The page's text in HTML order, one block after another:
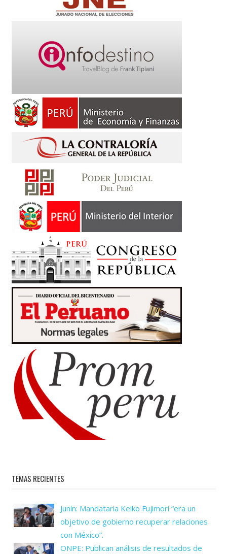
TEMAS RECIENTES
Junín: Mandataria Keiko Fujimori “era un
objetivo de gobierno recuperar relaciones
con México”.
ONPE: Publican análisis de resultados de